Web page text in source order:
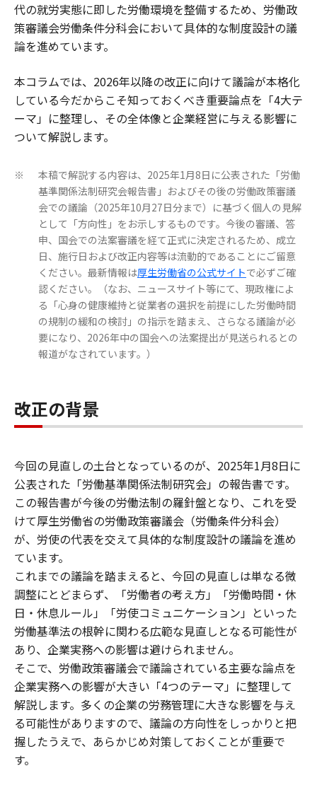
代の就労実態に即した労働環境を整備するため、労働政
策審議会労働条件分科会において具体的な制度設計の議
論を進めています。
本コラムでは、2026年以降の改正に向けて議論が本格化
している今だからこそ知っておくべき重要論点を「4大テ
ーマ」に整理し、その全体像と企業経営に与える影響に
ついて解説します。
※
本稿で解説する内容は、2025年1月8日に公表された「労働
基準関係法制研究会報告書」およびその後の労働政策審議
会での議論（2025年10月27日分まで）に基づく個人の見解
として「方向性」をお示しするものです。今後の審議、答
申、国会での法案審議を経て正式に決定されるため、成立
日、施行日および改正内容等は流動的であることにご留意
ください。最新情報は厚生労働省の公式サイトで必ずご確
認ください。（なお、ニュースサイト等にて、現政権によ
る「心身の健康維持と従業者の選択を前提にした労働時間
の規制の緩和の検討」の指示を踏まえ、さらなる議論が必
要になり、2026年中の国会への法案提出が見送られるとの
報道がなされています。）
改正の背景
今回の見直しの土台となっているのが、2025年1月8日に
公表された「労働基準関係法制研究会」の報告書です。
この報告書が今後の労働法制の羅針盤となり、これを受
けて厚生労働省の労働政策審議会（労働条件分科会）
が、労使の代表を交えて具体的な制度設計の議論を進め
ています。
これまでの議論を踏まえると、今回の見直しは単なる微
調整にとどまらず、「労働者の考え方」「労働時間・休
日・休息ルール」「労使コミュニケーション」といった
労働基準法の根幹に関わる広範な見直しとなる可能性が
あり、企業実務への影響は避けられません。
そこで、労働政策審議会で議論されている主要な論点を
企業実務への影響が大きい「4つのテーマ」に整理して
解説します。多くの企業の労務管理に大きな影響を与え
る可能性がありますので、議論の方向性をしっかりと把
握したうえで、あらかじめ対策しておくことが重要で
す。